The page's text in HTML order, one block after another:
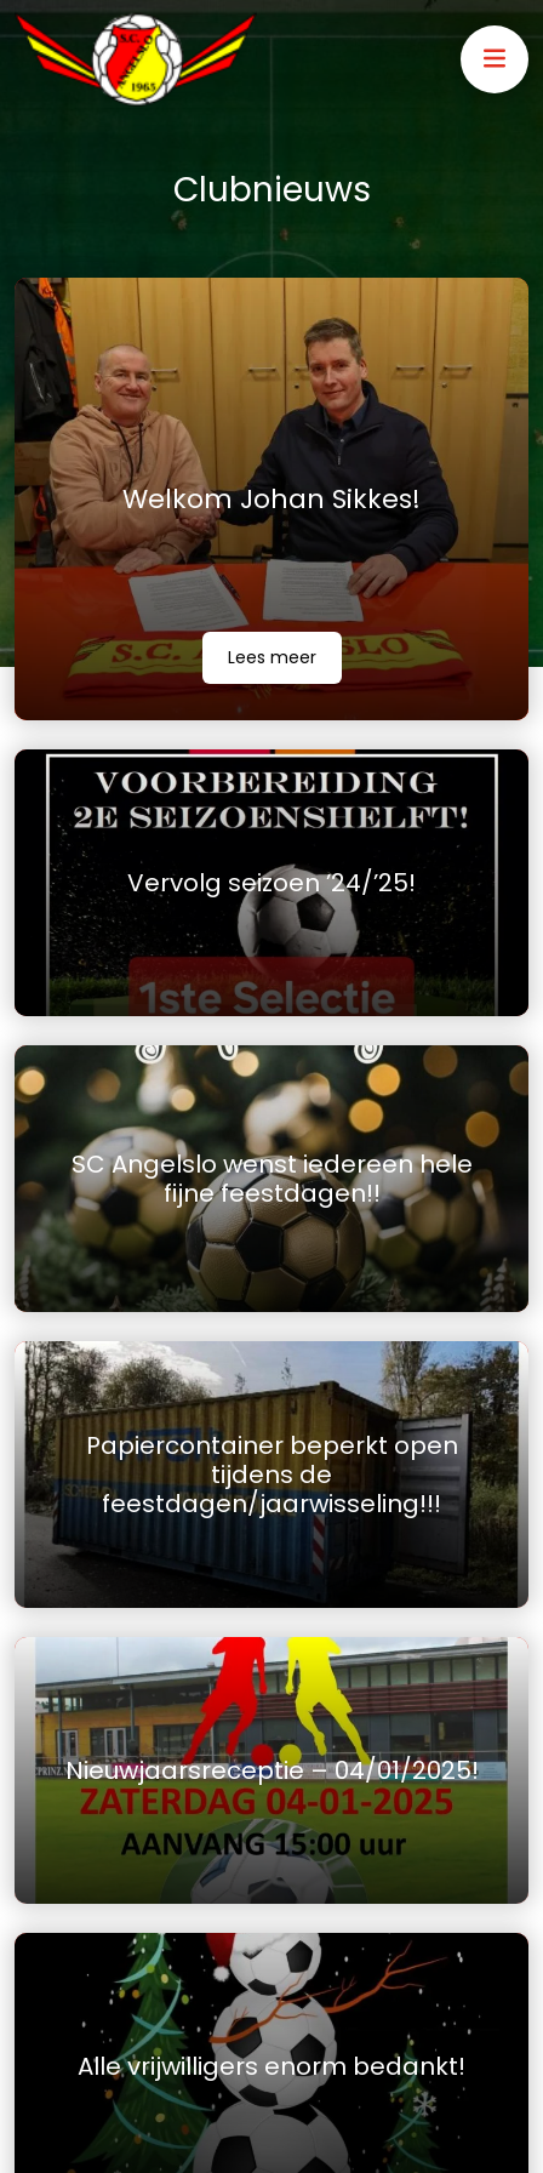
Clubnieuws
Welkom Johan Sikkes!
Lees meer
Vervolg seizoen ’24/’25!
SC Angelslo wenst iedereen hele
fijne feestdagen!!
Papiercontainer beperkt open
tijdens de
feestdagen/jaarwisseling!!!
Nieuwjaarsreceptie – 04/01/2025!
Alle vrijwilligers enorm bedankt!